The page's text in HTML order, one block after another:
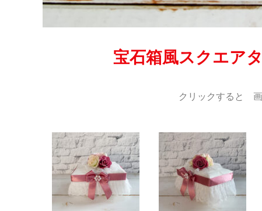
宝石箱風スクエア
クリックすると